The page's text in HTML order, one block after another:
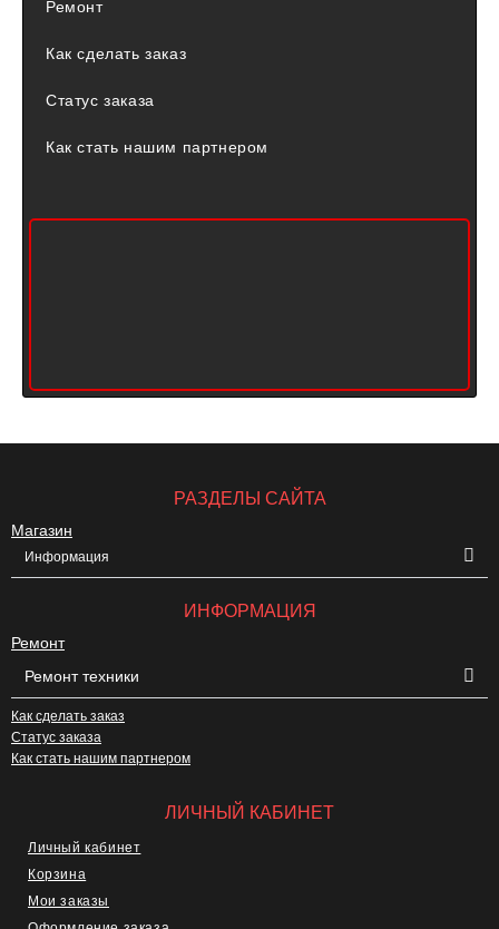
Ремонт
Как сделать заказ
Статус заказа
Как стать нашим партнером
РАЗДЕЛЫ САЙТА
Магазин
Информация
ИНФОРМАЦИЯ
Ремонт
Ремонт техники
Как сделать заказ
Статус заказа
Как стать нашим партнером
ЛИЧНЫЙ КАБИНЕТ
Личный кабинет
Корзина
Мои заказы